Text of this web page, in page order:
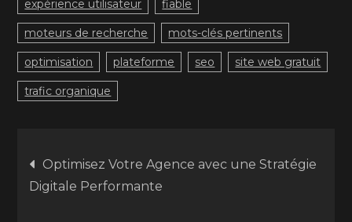
expérience utilisateur fiable
moteurs de recherche mots-clés pertinents
optimisation plateforme seo site web gratuit
trafic organique
Navigation
de
Optimisez Votre Agence avec une Stratégie
Digitale Performante